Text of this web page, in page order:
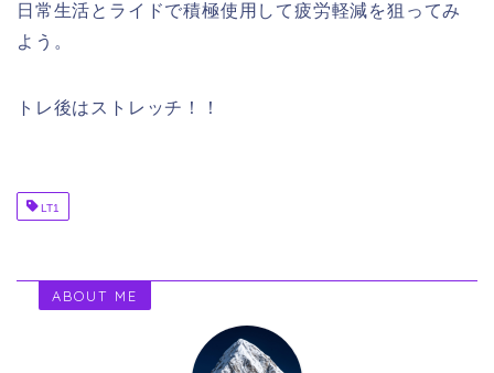
日常生活とライドで積極使用して疲労軽減を狙ってみ
よう。
トレ後はストレッチ！！
LT1
ABOUT ME